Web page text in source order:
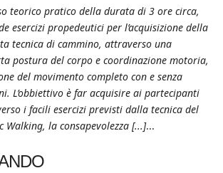
teorico pratico della durata di 3 ore circa,
esercizi propedeutici per l’acquisizione della
tecnica di cammino, attraverso una
postura del corpo e coordinazione motoria,
del movimento completo con e senza
L’obbiettivo è far acquisire ai partecipanti
i facili esercizi previsti dalla tecnica del
Walking, la consapevolezza [...]...